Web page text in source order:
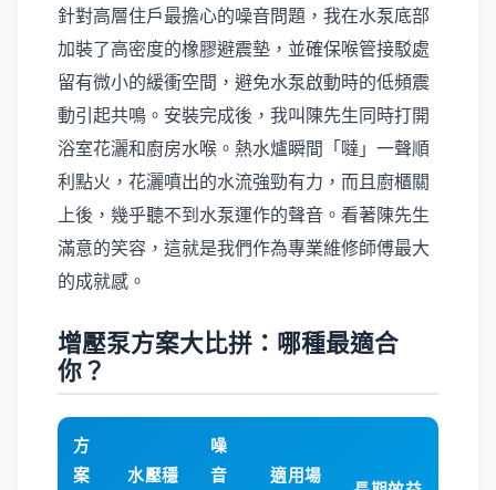
針對高層住戶最擔心的噪音問題，我在水泵底部
加裝了高密度的橡膠避震墊，並確保喉管接駁處
留有微小的緩衝空間，避免水泵啟動時的低頻震
動引起共鳴。安裝完成後，我叫陳先生同時打開
浴室花灑和廚房水喉。熱水爐瞬間「噠」一聲順
利點火，花灑噴出的水流強勁有力，而且廚櫃關
上後，幾乎聽不到水泵運作的聲音。看著陳先生
滿意的笑容，這就是我們作為專業維修師傅最大
的成就感。
增壓泵方案大比拼：哪種最適合
你？
方
案
水壓穩
噪
音
適用場